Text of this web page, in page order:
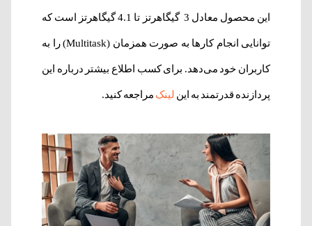
این محصول معادل 3 گیگاهرتز تا 4.1 گیگاهرتز است که
توانایی انجام کارها به صورت همزمان (Multitask) را به
کاربران خود می‌دهد. برای کسب اطلاع بیشتر درباره این
پردازنده قدرتمند به این لینک مراجعه کنید.